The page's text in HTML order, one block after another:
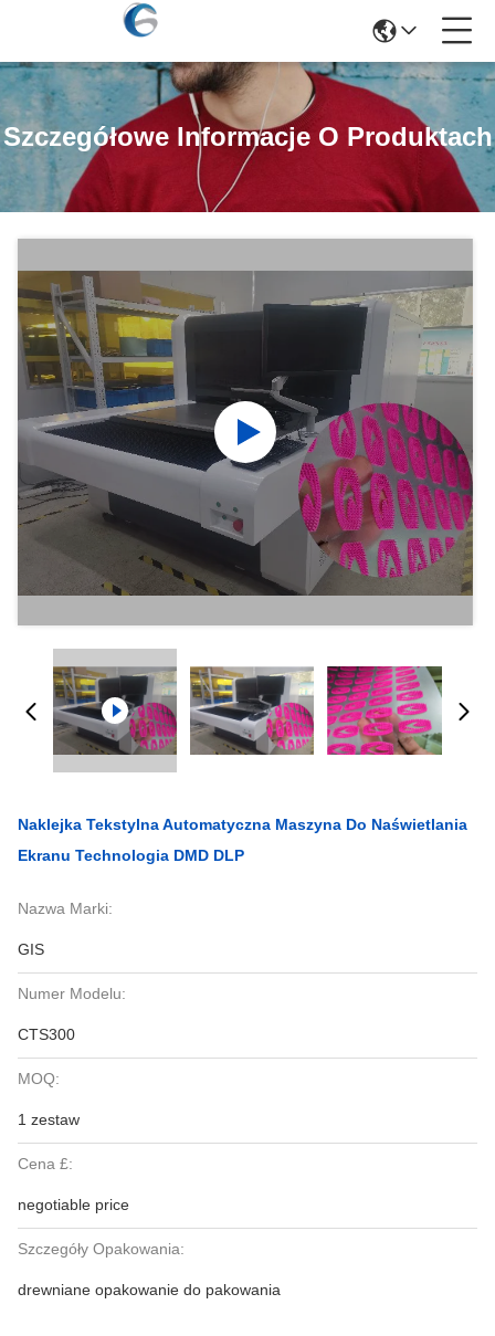
Szczegółowe Informacje O Produktach
Naklejka Tekstylna Automatyczna Maszyna Do Naświetlania
Ekranu Technologia DMD DLP
Nazwa Marki:
GIS
Numer Modelu:
CTS300
MOQ:
1 zestaw
Cena £:
negotiable price
Szczegóły Opakowania:
drewniane opakowanie do pakowania